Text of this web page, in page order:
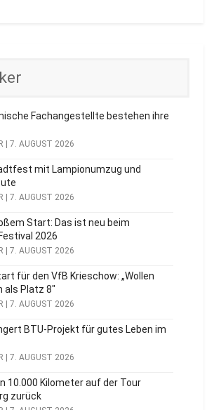
Fachangestellte bestehen ihre
| 7. AUGUST 2026
mit Lampionumzug und
| 7. AUGUST 2026
Start: Das ist neu beim
2026
| 7. AUGUST 2026
für den VfB Krieschow: „Wollen
als Platz 8″
| 7. AUGUST 2026
BTU-Projekt für gutes Leben im
| 7. AUGUST 2026
10.000 Kilometer auf der Tour
zurück